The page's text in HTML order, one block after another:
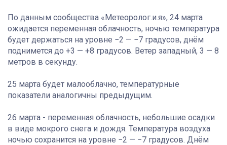
По данным сообщества «Метеоролог.и.я», 24 марта
ожидается переменная облачность, ночью температура
будет держаться на уровне −2 — −7 градусов, днём
поднимется до +3 — +8 градусов. Ветер западный, 3 — 8
метров в секунду.
25 марта будет малооблачно, температурные
показатели аналогичны предыдущим.
26 марта - переменная облачность, небольшие осадки
в виде мокрого снега и дождя. Температура воздуха
ночью сохранится на уровне −2 — −7 градусов. Днём